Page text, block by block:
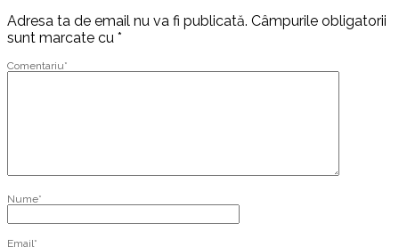
Adresa ta de email nu va fi publicată. Câmpurile obligatorii
sunt marcate cu *
Comentariu*
Nume*
Email*